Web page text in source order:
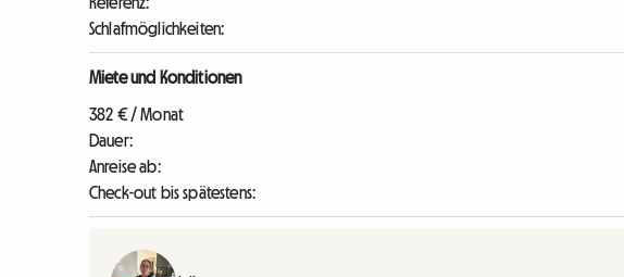
Schlafmöglichkeiten:
Miete und Konditionen
382 € / Monat
Dauer:
Anreise ab:
Check-out bis spätestens: